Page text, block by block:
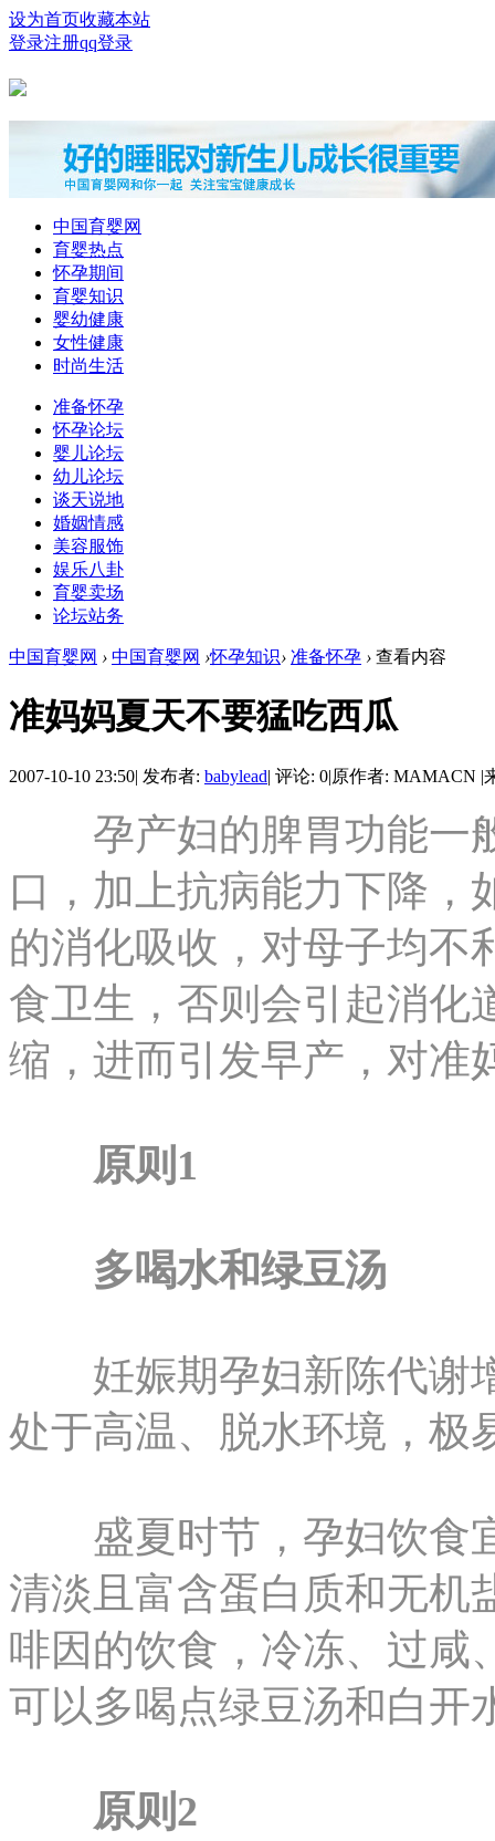
设为首页收藏本站
登录注册qq登录
中国育婴网
育婴热点
怀孕期间
育婴知识
婴幼健康
女性健康
时尚生活
准备怀孕
怀孕论坛
婴儿论坛
幼儿论坛
谈天说地
婚姻情感
美容服饰
娱乐八卦
育婴卖场
论坛站务
中国育婴网 › 中国育婴网 ›怀孕知识› 准备怀孕 › 查看内容
准妈妈夏天不要猛吃西瓜
2007-10-10 23:50| 发布者: babylead| 评论: 0|原作者: MAMACN |
孕产妇的脾胃功能一
口，加上抗病能力下降，
的消化吸收，对母子均不
食卫生，否则会引起消化
缩，进而引发早产，对
原则1
多喝水和绿豆汤
妊娠期孕妇新陈代谢
处于高温、脱水环境，极
盛夏时节，孕妇饮食
清淡且富含蛋白质和无机
啡因的饮食，冷冻、过咸
可以多喝点绿豆汤和白开
原则2